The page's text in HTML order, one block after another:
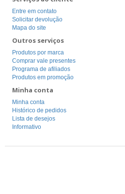
Entre em contato
Solicitar devolução
Mapa do site
Outros serviços
Produtos por marca
Comprar vale presentes
Programa de afiliados
Produtos em promoção
Minha conta
Minha conta
Histórico de pedidos
Lista de desejos
Informativo